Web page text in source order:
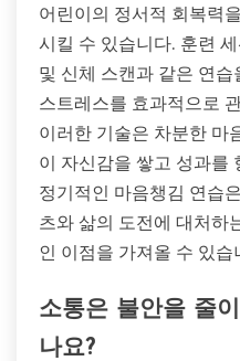
어린이의 정서적 회복력
시킬 수 있습니다. 훈련
및 신체 스캔과 같은 연
스트레스를 효과적으로
이러한 기술은 차분한 마
이 자신감을 쌓고 성과를
정기적인 마음챙김 연습
츠와 삶의 도전에 대처하
인 이점을 가져올 수 있습
소통은 불안을 줄
나요?